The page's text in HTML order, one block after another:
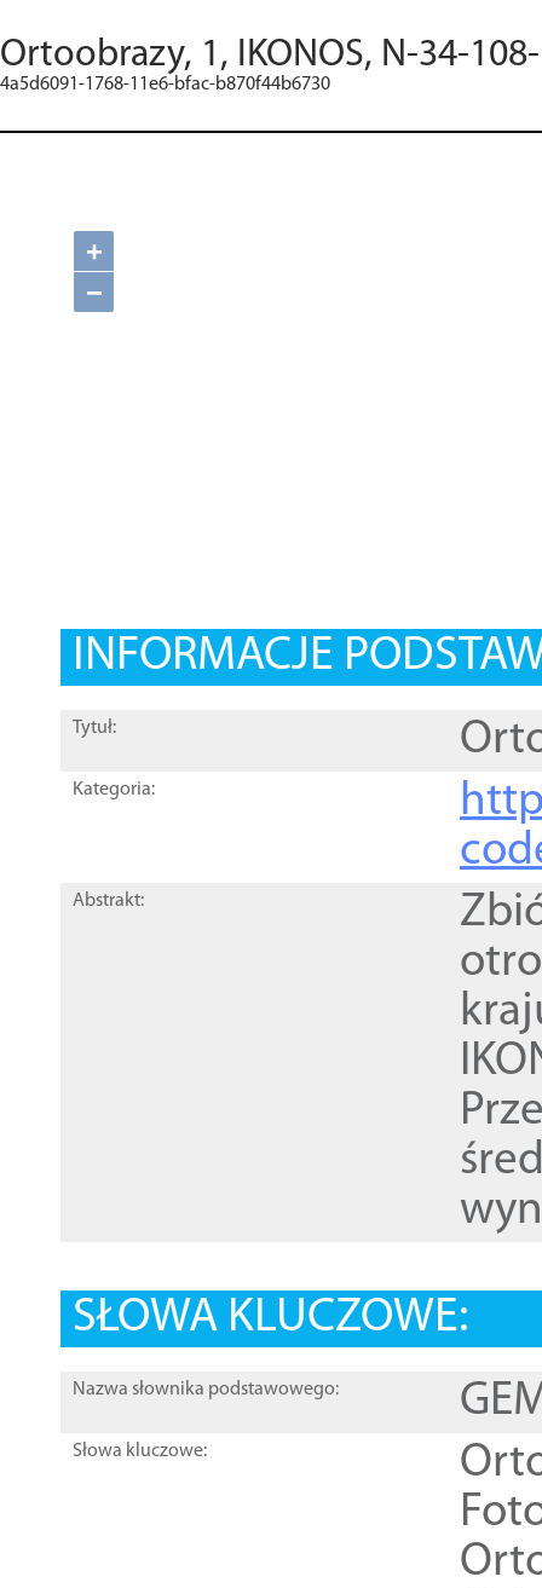
Ortoobrazy, 1, IKONOS, N-34-
4a5d6091-1768-11e6-bfac-b870f44b6730
+
−
INFORMACJE
Tytuł:
Kategoria:
Abstrakt:
SŁOWA KLUCZOWE:
Nazwa słownika podstawowego:
Słowa kluczowe: